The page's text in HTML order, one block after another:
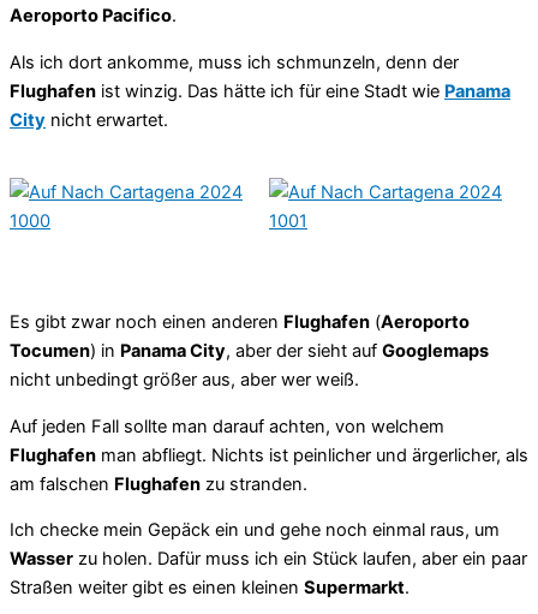
Aeroporto Pacifico.
Als ich dort ankomme, muss ich schmunzeln, denn der
Flughafen ist winzig. Das hätte ich für eine Stadt wie Panama
City nicht erwartet.
Es gibt zwar noch einen anderen Flughafen (Aeroporto
Tocumen) in Panama City, aber der sieht auf Googlemaps
nicht unbedingt größer aus, aber wer weiß.
Auf jeden Fall sollte man darauf achten, von welchem
Flughafen man abfliegt. Nichts ist peinlicher und ärgerlicher, als
am falschen Flughafen zu stranden.
Ich checke mein Gepäck ein und gehe noch einmal raus, um
Wasser zu holen. Dafür muss ich ein Stück laufen, aber ein paar
Straßen weiter gibt es einen kleinen Supermarkt.